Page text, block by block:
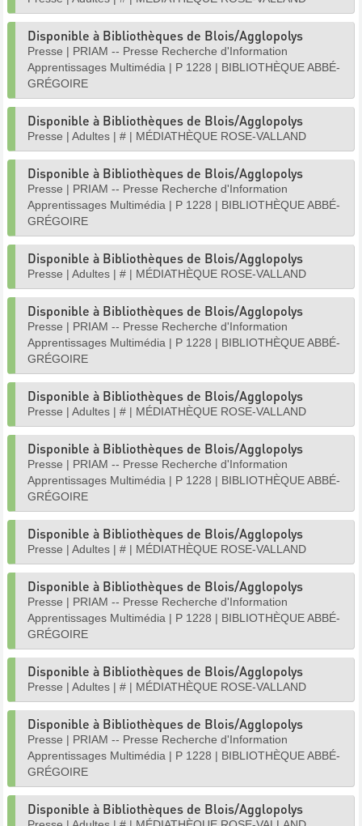
Disponible à Bibliothèques de Blois/Agglopolys
Presse | PRIAM -- Presse Recherche d'Information
Apprentissages Multimédia | P 1228 | BIBLIOTHÈQUE ABBÉ-
GRÉGOIRE
Disponible à Bibliothèques de Blois/Agglopolys
Presse | Adultes | # | MÉDIATHÈQUE ROSE-VALLAND
Disponible à Bibliothèques de Blois/Agglopolys
Presse | PRIAM -- Presse Recherche d'Information
Apprentissages Multimédia | P 1228 | BIBLIOTHÈQUE ABBÉ-
GRÉGOIRE
Disponible à Bibliothèques de Blois/Agglopolys
Presse | Adultes | # | MÉDIATHÈQUE ROSE-VALLAND
Disponible à Bibliothèques de Blois/Agglopolys
Presse | PRIAM -- Presse Recherche d'Information
Apprentissages Multimédia | P 1228 | BIBLIOTHÈQUE ABBÉ-
GRÉGOIRE
Disponible à Bibliothèques de Blois/Agglopolys
Presse | Adultes | # | MÉDIATHÈQUE ROSE-VALLAND
Disponible à Bibliothèques de Blois/Agglopolys
Presse | PRIAM -- Presse Recherche d'Information
Apprentissages Multimédia | P 1228 | BIBLIOTHÈQUE ABBÉ-
GRÉGOIRE
Disponible à Bibliothèques de Blois/Agglopolys
Presse | Adultes | # | MÉDIATHÈQUE ROSE-VALLAND
Disponible à Bibliothèques de Blois/Agglopolys
Presse | PRIAM -- Presse Recherche d'Information
Apprentissages Multimédia | P 1228 | BIBLIOTHÈQUE ABBÉ-
GRÉGOIRE
Disponible à Bibliothèques de Blois/Agglopolys
Presse | Adultes | # | MÉDIATHÈQUE ROSE-VALLAND
Disponible à Bibliothèques de Blois/Agglopolys
Presse | PRIAM -- Presse Recherche d'Information
Apprentissages Multimédia | P 1228 | BIBLIOTHÈQUE ABBÉ-
GRÉGOIRE
Disponible à Bibliothèques de Blois/Agglopolys